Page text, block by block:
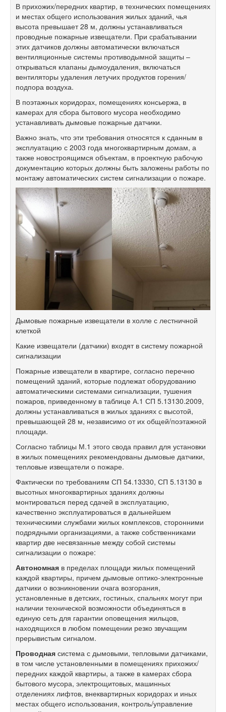
В прихожих/передних квартир, в технических помещениях
и местах общего использования жилых зданий, чья
высота превышает 28 м, должны устанавливаться
проводные пожарные извещатели. При срабатывании
этих датчиков должны автоматически включаться
вентиляционные системы противодымной защиты –
открываться клапаны дымоудаления, включаться
вентиляторы удаления летучих продуктов горения/
подпора воздуха.
В поэтажных коридорах, помещениях консьержа, в
камерах для сбора бытового мусора необходимо
устанавливать дымовые пожарные датчики.
Важно знать, что эти требования относятся к сданным в
эксплуатацию с 2003 года многоквартирным домам, а
также новостроящимся объектам, в проектную рабочую
документацию которых должны быть заложены работы по
монтажу автоматических систем сигнализации о пожаре.
Дымовые пожарные извещатели в холле с лестничной
клеткой
Какие извещатели (датчики) входят в систему пожарной
сигнализации
Пожарные извещатели в квартире, согласно перечню
помещений зданий, которые подлежат оборудованию
автоматическими системами сигнализации, тушения
пожаров, приведенному в таблице А.1 СП 5.13130.2009,
должны устанавливаться в жилых зданиях с высотой,
превышающей 28 м, независимо от их общей/поэтажной
площади.
Согласно таблицы М.1 этого свода правил для установки
в жилых помещениях рекомендованы дымовые датчики,
тепловые извещатели о пожаре.
Фактически по требованиям СП 54.13330, СП 5.13130 в
высотных многоквартирных зданиях должны
монтироваться перед сдачей в эксплуатацию,
качественно эксплуатироваться в дальнейшем
техническими службами жилых комплексов, сторонними
подрядными организациями, а также собственниками
квартир две несвязанные между собой системы
сигнализации о пожаре:
Автономная в пределах площади жилых помещений
каждой квартиры, причем дымовые оптико-электронные
датчики о возникновении очага возгорания,
установленные в детских, гостиных, спальнях могут при
наличии технической возможности объединяться в
единую сеть для гарантии оповещения жильцов,
находящихся в любом помещении резко звучащим
прерывистым сигналом.
Проводная система с дымовыми, тепловыми датчиками,
в том числе установленными в помещениях прихожих/
передних каждой квартиры, а также в камерах сбора
бытового мусора, электрощитовых, машинных
отделениях лифтов, внеквартирных коридорах и иных
местах общего использования, контроль/управление